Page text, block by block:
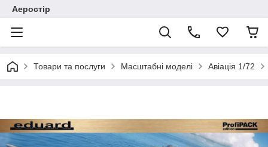
Аеростір
Товари та послуги Масштабні моделі Авіація 1/72